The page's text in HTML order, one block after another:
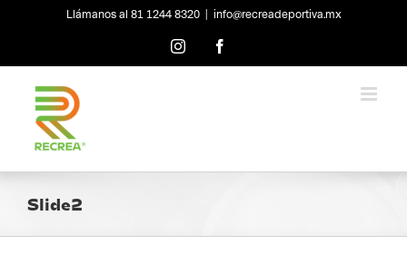
Llámanos al 81 1244 8320 info@recreadeportiva.mx
Instagram
Slide2